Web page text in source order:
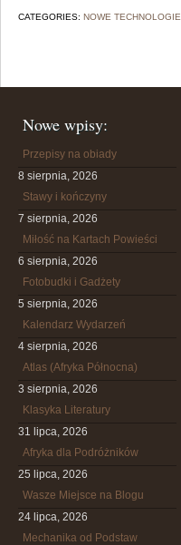
CATEGORIES: NOWE TECHNOLOGIE
Nowe wpisy:
Przepisy na obiady
8 sierpnia, 2026
Stawy i kończyny
7 sierpnia, 2026
Miłość na Kartach Powieści
6 sierpnia, 2026
Fotobudki i Gadżety
5 sierpnia, 2026
Kalendarz Wydarzeń
4 sierpnia, 2026
Atlas (Afryka Północna)
3 sierpnia, 2026
Klasyka Literatury
31 lipca, 2026
Afryka dla Podróżników
25 lipca, 2026
Wasze Miejsce na Blogu
24 lipca, 2026
Mechanika od Podstaw